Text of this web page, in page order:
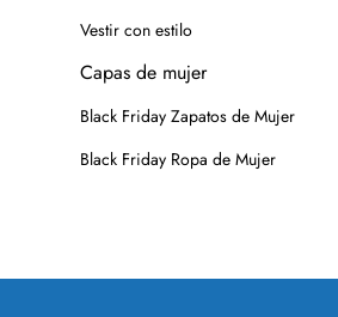
Vestir con estilo
Capas de mujer
Black Friday Zapatos de Mujer
Black Friday Ropa de Mujer